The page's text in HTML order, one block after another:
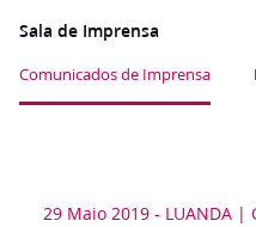
Sala de Imprensa
Comunicados de Imprensa
29 Maio 2019 - LUANDA